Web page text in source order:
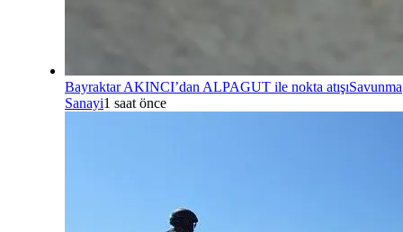
Bayraktar AKINCI’dan ALPAGUT ile nokta atışıSavunma
Sanayi1 saat önce